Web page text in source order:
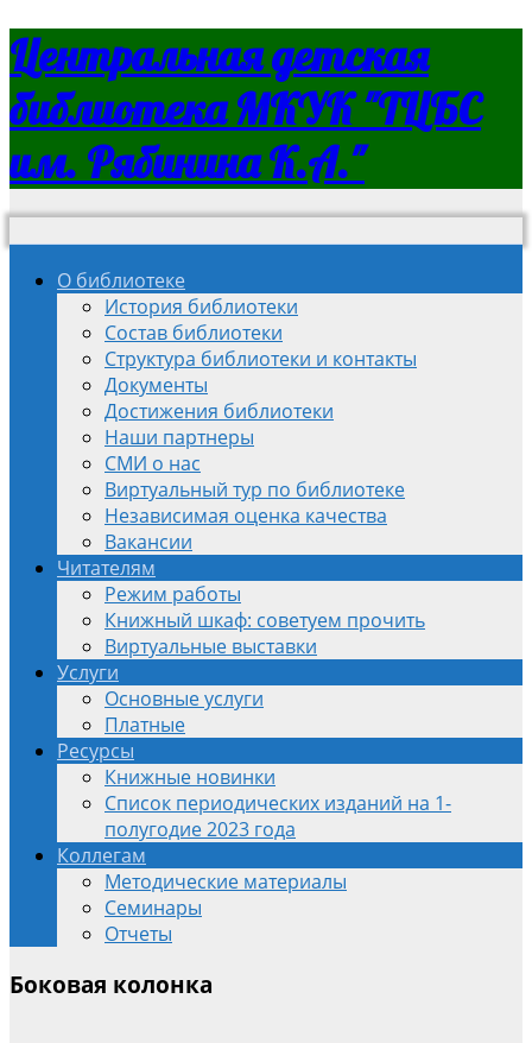
Центральная детская
библиотека МКУК "ТЦБС
им. Рябинина К.А."
О библиотеке
История библиотеки
Состав библиотеки
Структура библиотеки и контакты
Документы
Достижения библиотеки
Наши партнеры
СМИ о нас
Виртуальный тур по библиотеке
Независимая оценка качества
Вакансии
Читателям
Режим работы
Книжный шкаф: советуем прочить
Виртуальные выставки
Услуги
Основные услуги
Платные
Ресурсы
Книжные новинки
Список периодических изданий на 1-
полугодие 2023 года
Коллегам
Методические материалы
Семинары
Отчеты
Боковая колонка